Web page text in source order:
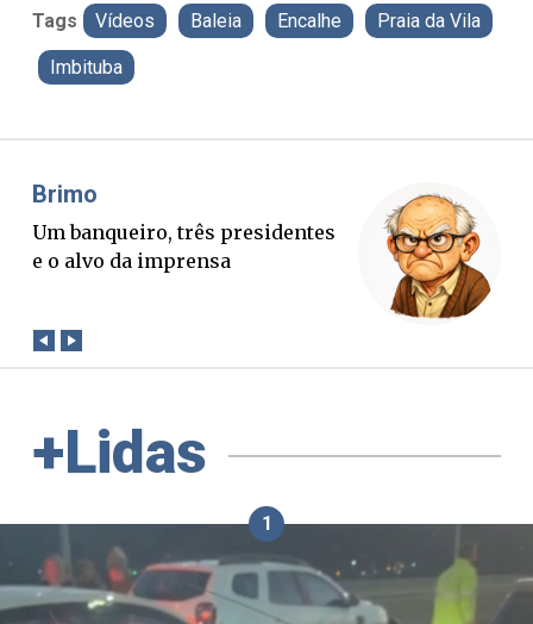
Tags Vídeos Baleia Encalhe Praia da Vila
Imbituba
Misael Elias
O Boato corre mais rápido que a
verdade. Mas quem paga a
+Lidas
1